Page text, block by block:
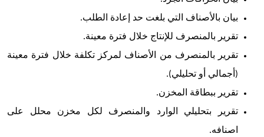
بيان بالأصناف التي بلغت حد إعادة الطلب.
تقرير بالمنصرف للإنتاج خلال فترة معينة.
تقرير بالمنصرف من الأصناف لمركز تكلفة خلال فترة معينة
(أجمالي أو تحليلي).
تقرير ببطاقة المخزن.
تقرير بتحليلي الوارد والمنصرف لكل مخزن محلل على
اصنافه.